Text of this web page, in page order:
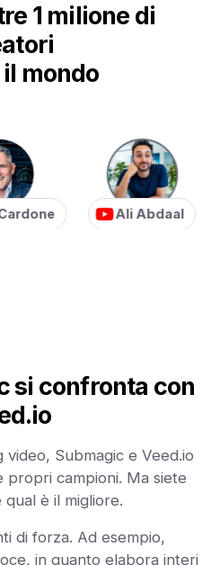
1 milione di
mondo
Ali Abdaal
si confronta con
video, Submagic e Veed.io
propri campioni. Ma siete
è il migliore.
di forza. Ad esempio,
in quanto elabora interi